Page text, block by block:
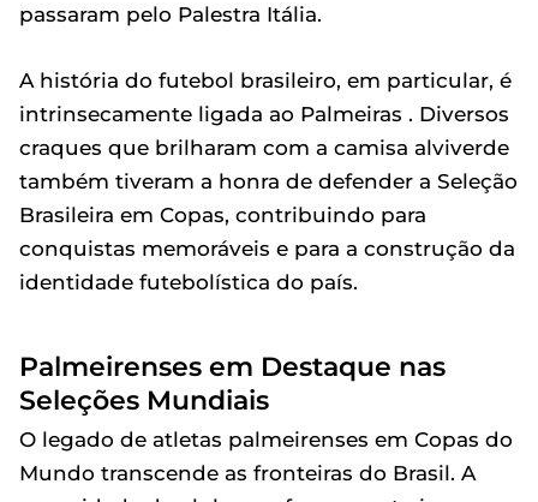
passaram pelo Palestra Itália.
A história do futebol brasileiro, em particular, é
intrinsecamente ligada ao Palmeiras . Diversos
craques que brilharam com a camisa alviverde
também tiveram a honra de defender a Seleção
Brasileira em Copas, contribuindo para
conquistas memoráveis e para a construção da
identidade futebolística do país.
Palmeirenses em Destaque nas
Seleções Mundiais
O legado de atletas palmeirenses em Copas do
Mundo transcende as fronteiras do Brasil. A